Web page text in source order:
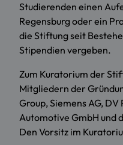
Studierenden einen
Regensburg oder ein
die Stiftung seit
Stipendien vergeben.
Zum Kuratorium der
Mitgliedern der
Group, Siemens AG,
Automotive GmbH und
Den Vorsitz im